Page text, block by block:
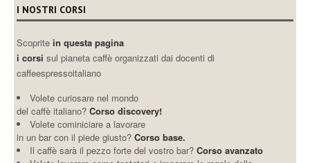
I NOSTRI CORSI
Scopritein questa pagina
i corsi sul pianeta caffè organizzati dai docenti di
caffeespressoitaliano
Volete curiosare nel mondo
del caffè italiano? Corso discovery!
Volete cominiciare a lavorare
in un bar con il piede giusto? Corso base.
Il caffè sarà il pezzo forte del vostro bar?Corso avanzato